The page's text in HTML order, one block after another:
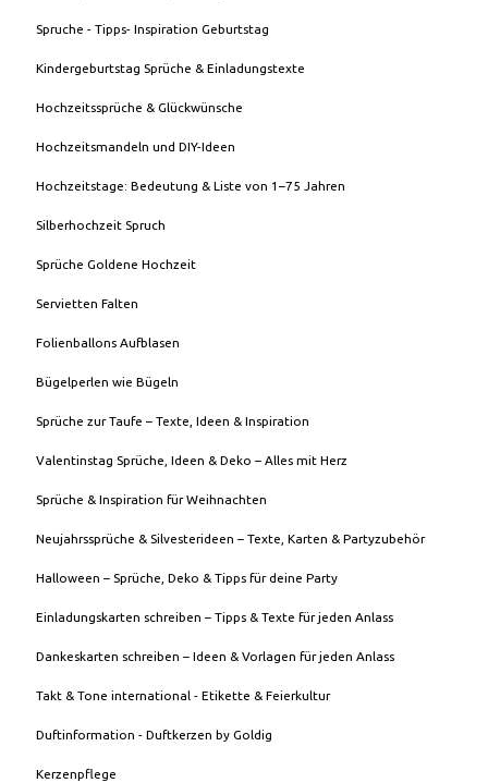
Spruche - Tipps- Inspiration Geburtstag
Kindergeburtstag Sprüche & Einladungstexte
Hochzeitssprüche & Glückwünsche
Hochzeitsmandeln und DIY-Ideen
Hochzeitstage: Bedeutung & Liste von 1–75 Jahren
Silberhochzeit Spruch
Sprüche Goldene Hochzeit
Servietten Falten
Folienballons Aufblasen
Bügelperlen wie Bügeln
Sprüche zur Taufe – Texte, Ideen & Inspiration
Valentinstag Sprüche, Ideen & Deko – Alles mit Herz
Sprüche & Inspiration für Weihnachten
Neujahrssprüche & Silvesterideen – Texte, Karten & Partyzubehör
Halloween – Sprüche, Deko & Tipps für deine Party
Einladungskarten schreiben – Tipps & Texte für jeden Anlass
Dankeskarten schreiben – Ideen & Vorlagen für jeden Anlass
Takt & Tone international - Etikette & Feierkultur
Duftinformation - Duftkerzen by Goldig
Kerzenpflege